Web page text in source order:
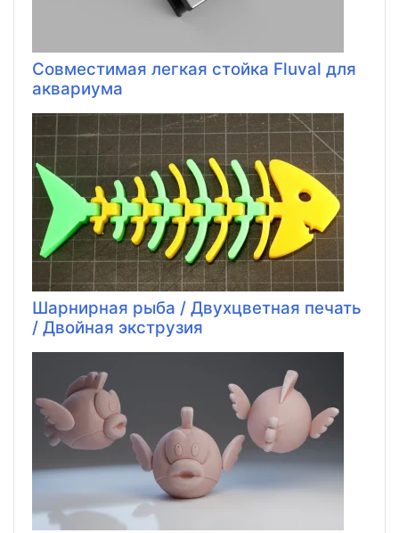
Совместимая легкая стойка Fluval для
аквариума
Шарнирная рыба / Двухцветная печать
/ Двойная экструзия